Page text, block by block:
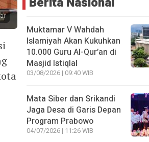
Muktamar V Wahdah
Islamiyah Akan Kukuhkan
10.000 Guru Al-Qur’an di
Masjid Istiqlal
03/08/2026 | 09:40 WIB
Mata Siber dan Srikandi
Jaga Desa di Garis Depan
Program Prabowo
04/07/2026 | 11:26 WIB